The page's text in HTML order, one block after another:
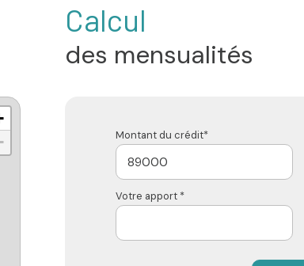
Calcul
des mensualités
Montant du crédit*
Votre apport *